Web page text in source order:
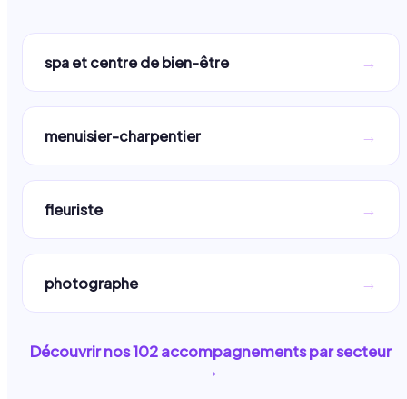
spa et centre de bien-être →
menuisier-charpentier →
fleuriste →
photographe →
Découvrir nos102accompagnements par secteur
→